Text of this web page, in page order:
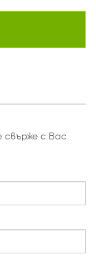
с Вас